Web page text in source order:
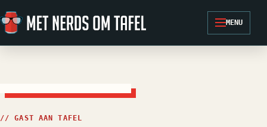
Ga naar de inhoud
MENU
// GAST AAN TAFEL